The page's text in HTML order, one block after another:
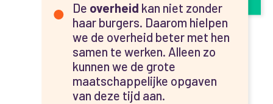
De overheid kan niet zonder
haar burgers. Daarom hielpen
we de overheid beter met hen
samen te werken. Alleen zo
kunnen we de grote
maatschappelijke opgaven
van deze tijd aan.